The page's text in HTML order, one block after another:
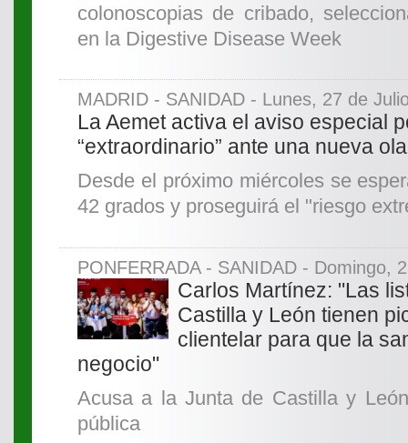
colonoscopias de cribado,
en la Digestive Disease Week
MADRID - SANIDAD - Lunes, 27 de
La Aemet activa el aviso especial
“extraordinario” ante una nueva
Desde el próximo miércoles se
42 grados y proseguirá el "riesgo
PONFERRADA - SANIDAD - Domingo,
Carlos Martínez: "Las
Castilla y León tienen
clientelar para que la
negocio"
Acusa a la Junta de Castilla y
pública